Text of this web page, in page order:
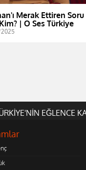
Merak Ettiren
| O Ses Türkiye
EĞLENCE